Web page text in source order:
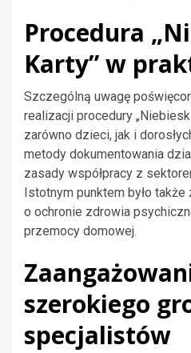
Procedura
Karty” w
Szczególną uwagę
realizacji procedury
zarówno dzieci, jak i
metody dokumentowania
zasady współpracy z
Istotnym punktem było
o ochronie zdrowia
przemocy domowej.
szerokiego
specjalistów